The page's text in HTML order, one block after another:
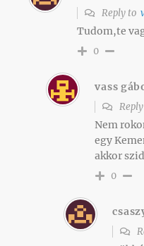
Reply to
Tudom,te
0
vass
Nem
egy
akkor
0